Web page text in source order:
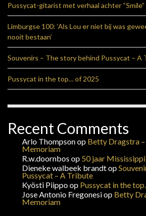
Pussycat-gitarist met verhaal achter “Smile”
Limburgse 100: ‘Als Lou er niet bij was
nooit bestaan’
Souvenirs – The story behind Pussycat – A
Pussycat in the top… of 2025
Recent Comments
Arlo Thompsonop Betty Dragstra –
Memoriam
R.w.doornbos op 50 jaar Mississippi
Dieneke walbeek brandtop
Pussycat – A Tribute
Kyösti Piippoop Pussycat in the
Jose Antonio Fregonesiop Betty
Memoriam